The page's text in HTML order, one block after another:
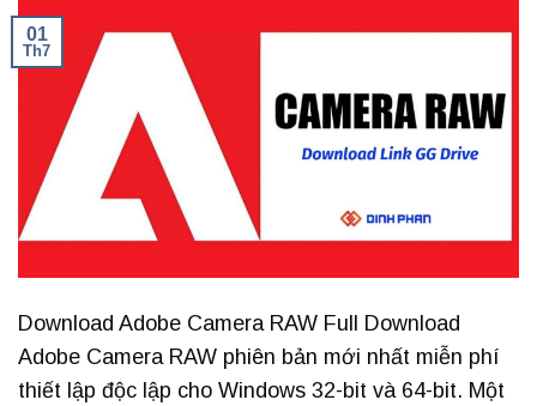
01
Th7
Download Adobe Camera RAW Full Download
Adobe Camera RAW phiên bản mới nhất miễn phí
thiết lập độc lập cho Windows 32-bit và 64-bit. Một